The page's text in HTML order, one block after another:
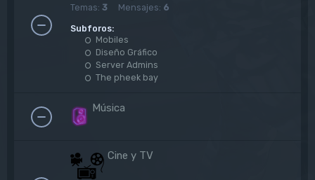
Temas: 3 Mensajes: 6
Subforos:
Mobiles
Diseño Gráfico
Server Admins
The pheek bay
Música
Cine y TV